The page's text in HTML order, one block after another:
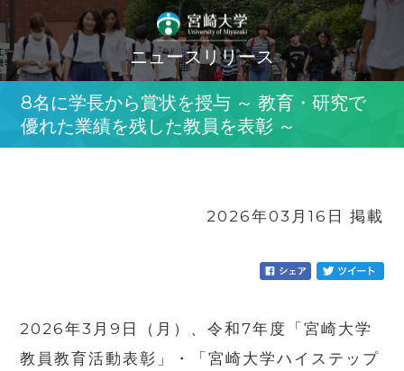
ニュースリリース
8名に学長から賞状を授与 ～ 教育・研究で
優れた業績を残した教員を表彰 ～
2026年03月16日 掲載
2026年3月9日（月）、令和7年度「宮崎大学
教員教育活動表彰」・「宮崎大学ハイステップ